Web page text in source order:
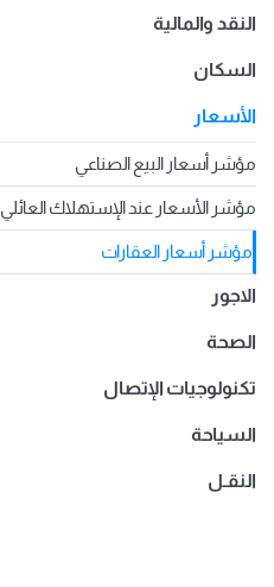
النقد والمالية
السكان
الأسعار
مؤشر أسعار البيع الصناعي
مؤشر الأسعار عند الإستهلاك العائلي
مؤشر أسعار العقارات
الاجور
الصحة
تكنولوجيات الإتصال
السياحة
النقـل